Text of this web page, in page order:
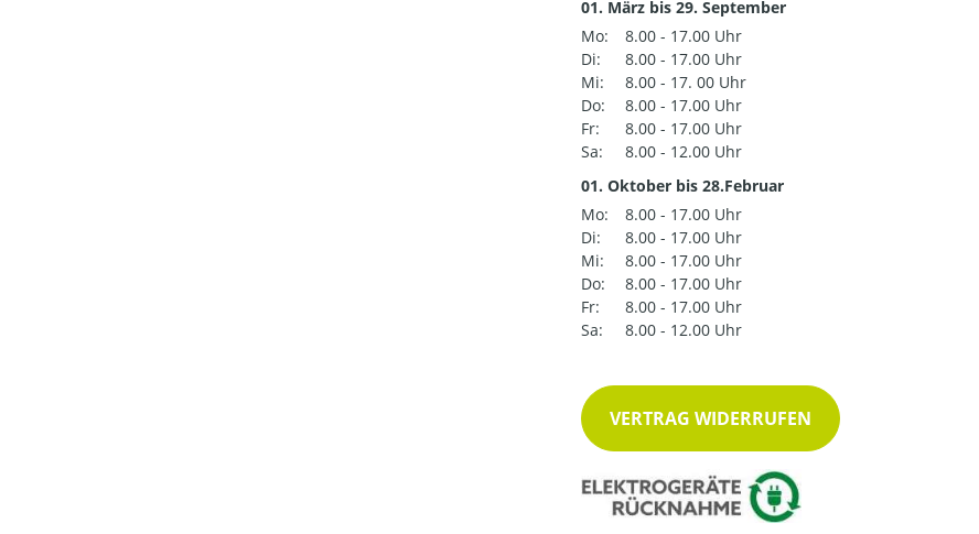
01. März bis 29. September
Mo:
8.00 - 17.00 Uhr
Di:
8.00 - 17.00 Uhr
Mi:
8.00 - 17. 00 Uhr
Do:
8.00 - 17.00 Uhr
Fr:
8.00 - 17.00 Uhr
Sa:
8.00 - 12.00 Uhr
01. Oktober bis 28.Februar
Mo:
8.00 - 17.00 Uhr
Di:
8.00 - 17.00 Uhr
Mi:
8.00 - 17.00 Uhr
Do:
8.00 - 17.00 Uhr
Fr:
8.00 - 17.00 Uhr
Sa:
8.00 - 12.00 Uhr
VERTRAG WIDERRUFEN